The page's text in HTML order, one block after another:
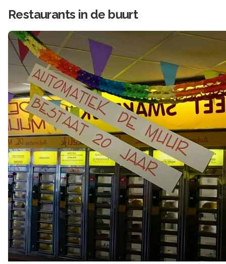
Restaurants in de buurt